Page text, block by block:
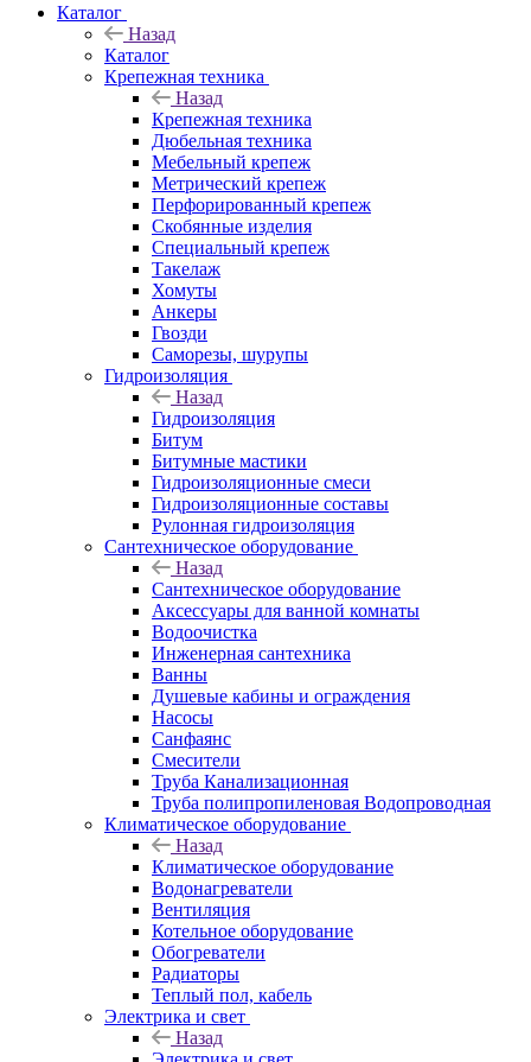
Каталог
Назад
Каталог
Крепежная техника
Назад
Крепежная техника
Дюбельная техника
Мебельный крепеж
Метрический крепеж
Перфорированный крепеж
Скобянные изделия
Специальный крепеж
Такелаж
Хомуты
Анкеры
Гвозди
Саморезы, шурупы
Гидроизоляция
Назад
Гидроизоляция
Битум
Битумные мастики
Гидроизоляционные смеси
Гидроизоляционные составы
Рулонная гидроизоляция
Сантехническое оборудование
Назад
Сантехническое оборудование
Аксессуары для ванной комнаты
Водоочистка
Инженерная сантехника
Ванны
Душевые кабины и ограждения
Насосы
Санфаянс
Смесители
Труба Канализационная
Труба полипропиленовая Водопроводная
Климатическое оборудование
Назад
Климатическое оборудование
Водонагреватели
Вентиляция
Котельное оборудование
Обогреватели
Радиаторы
Теплый пол, кабель
Электрика и свет
Назад